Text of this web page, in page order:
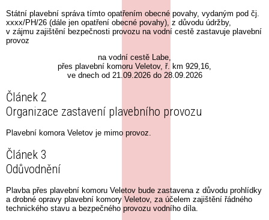
Státní plavební správa tímto opatřením obecné povahy, vydaným pod čj.
xxxx/PH/26 (dále jen opatření obecné povahy), z důvodu údržby,
v zájmu zajištění bezpečnosti provozu na vodní cestě zastavuje plavební
provoz
na vodní cestě Labe,
přes plavební komoru Veletov, ř. km 929,16,
ve dnech od 21.09.2026 do 28.09.2026
Článek 2
Organizace zastavení plavebního provozu
Plavební komora Veletov je mimo provoz.
Článek 3
Odůvodnění
Plavba přes plavební komoru Veletov bude zastavena z důvodu prohlídky
a drobné opravy plavební komory Veletov, za účelem zajištění řádného
technického stavu a bezpečného provozu vodního díla.